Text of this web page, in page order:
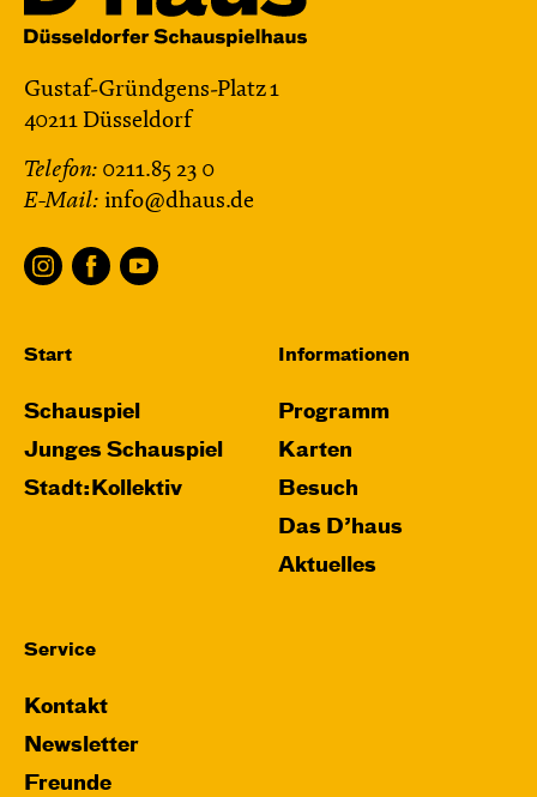
Gustaf-Gründgens-Platz 1
40211 Düsseldorf
Telefon: 0211.85 23 0
E-Mail: info@dhaus.de
Start
Schauspiel
Junges Schauspiel
Stadt:Kollektiv
Informationen
Programm
Karten
Besuch
Das D’haus
Aktuelles
Service
Kontakt
Newsletter
Freunde